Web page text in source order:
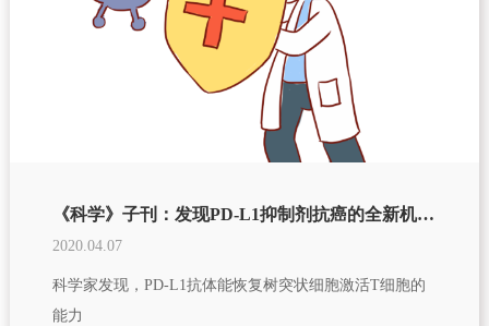
《科学》子刊：发现PD-L1抑制剂抗癌的全新机制！
2020.04.07
科学家发现，PD-L1抗体能恢复树突状细胞激活T细胞的
能力